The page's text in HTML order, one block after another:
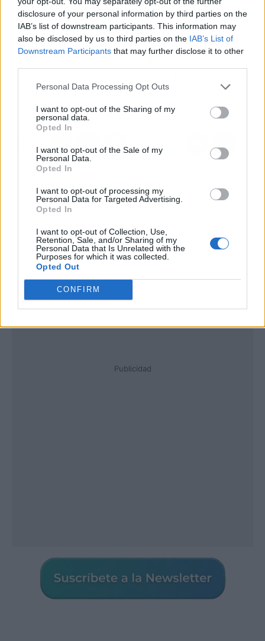
disclosure of your personal information by third parties on the
IAB’s list of downstream participants. This information may
also be disclosed by us to third parties on the IAB’s List of
Downstream Participants that may further disclose it to other
Personal Data Processing Opt Outs
I want to opt-out of the Sharing of my
personal data.
Opted In
I want to opt-out of the Sale of my
Personal Data.
Opted In
I want to opt-out of processing my
Personal Data for Targeted Advertising.
Opted In
I want to opt-out of Collection, Use,
Retention, Sale, and/or Sharing of my
Personal Data that Is Unrelated with the
Purposes for which it was collected.
Opted Out
CONFIRM
Artículo anterior
GRUPO LINKA y
seguridad informática
Artículo siguiente
¿Qué hacer ante una
expertos de ASEIIP
Publicidad